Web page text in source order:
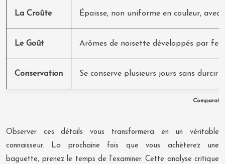
La Croûte Épaisse, non uniforme en couleur, avec
Le Goût Arômes de noisette développés par
Conservation Se conserve plusieurs jours sans durcir
Observer ces détails vous transformera en un véritable
connaisseur. La prochaine fois que vous achèterez une
baguette, prenez le temps de l’examiner. Cette analyse critique